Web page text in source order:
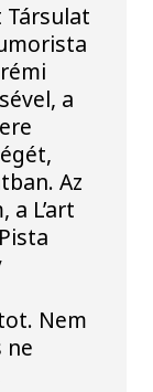
Társulat
a
Az
L’art
Nem
ne